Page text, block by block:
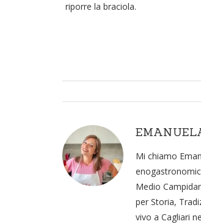
riporre la braciola.
Mi chiamo
Medio
per Storia,
vivo a Cagliari